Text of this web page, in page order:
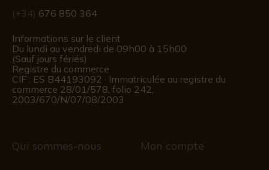
(+34) 676 850 364
Informations sur le client
Du lundi au vendredi de 09h00 à 15h00
(Sauf jours fériés)
Registre du commerce
CIF : ES B44193092 · Immatriculée au registre du
commerce 28/01/578, folio 242,
2003/670/N/07/08/2003
Qui sommes-nous Mon compte